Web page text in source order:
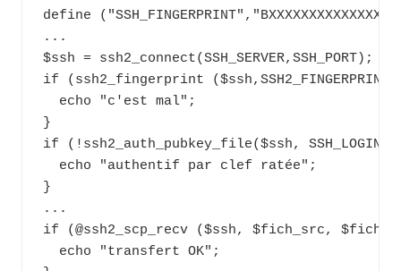
define
...
$ssh = ssh2_connect(SSH_SERVER,SSH_PORT);
if (ssh2_fingerprint
  echo "c'est mal";
}
if (!ssh2_auth_pubkey_file($ssh, SSH_LOGIN,
  echo "authentif par clef ratée";
}
...
if (@ssh2_scp_recv ($ssh, $fich_src,
  echo "transfert OK";